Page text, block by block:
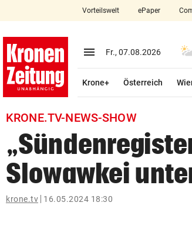
close
account_circle Anmelden
arrow_right
pin_drop
bookmark
search
Suchbegriff
Vorteilswelt ePaper
menu Menü aufklappen
Fr., 07.08.2026
Krone+ Österreich
KRONE.TV-NEWS-SHOW
Slowawkei
krone.tv 16.05.2024 18:30